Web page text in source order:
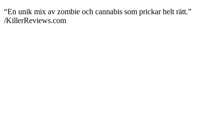
“En unik mix av zombie och cannabis som prickar helt rätt.”
/KillerReviews.com